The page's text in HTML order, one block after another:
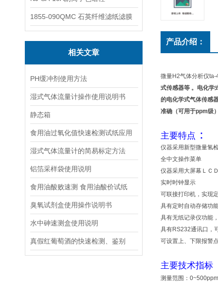
1855-090QMC 石英纤维滤纸滤膜
相关文章
PH缓冲剂使用方法
湿式气体流量计操作使用说明书
静态箱
食用油过氧化值快速检测试纸应用
湿式气体流量计的简易标定方法
铝箔采样袋使用说明
食用油酸败速测 食用油酸价试纸
臭氧试剂盒使用操作说明书
水中砷速测盒使用说明
真假红葡萄酒的快速检测、鉴别
产品介绍：
微量H2气体分析仪ta-
式传感器等 。电化学
的电化学式气体传感
准确（可用于ppm级
主要特点 ：
仪器采用新型微量氢
全中文操作菜单
仪器采用大屏幕ＬＣ
实时时钟显示
可联接打印机，实现
具有定时自动存储功
具有无纸记录仪功能
具有RS232通讯口，
可设置上、下限报警
主要技术指标
测量范围：